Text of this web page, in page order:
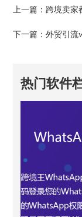
上一篇：跨境卖家
下一篇：外贸引流
热门软件